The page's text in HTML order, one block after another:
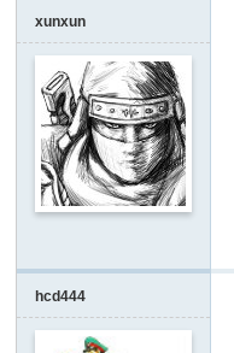
xunxun
hcd444